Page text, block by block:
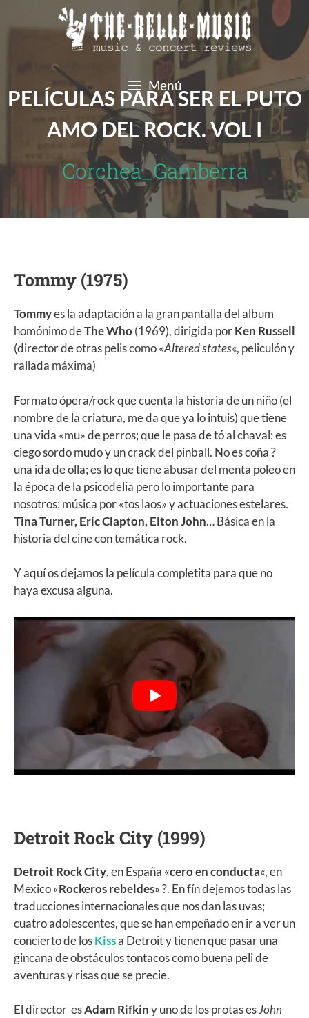
Menú
PELÍCULAS PARA SER EL PUTO
AMO DEL ROCK. VOL I
Corchea_Gamberra
Tommy (1975)
Tommyes la adaptación a la gran pantalla del album
homónimo deThe Who (1969), dirigida porKen Russell
(director de otras pelis como «Altered states«, peliculón y
rallada máxima)
Formato ópera/rock que cuenta la historia de un niño (el
nombre de la criatura, me da que ya lo intuis) que tiene
una vida «mu» de perros; que le pasa de tó al chaval: es
ciego sordo mudo y un crack del pinball. No es coña ?
una ida de olla; es lo que tiene abusar del menta poleo en
la época de la psicodelia pero lo importante para
nosotros: música por «tos laos» y actuaciones estelares.
Tina Turner, Eric Clapton, Elton John… Básica en la
historia del cine con temática rock.
Y aquí os dejamos la película completita para que no
haya excusa alguna.
Detroit Rock City (1999)
Detroit Rock City, en España «cero en conducta«, en
Mexico «Rockeros rebeldes» ?. En fín dejemos todas las
traducciones internacionales que nos dan las uvas;
cuatro adolescentes, que se han empeñado en ir a ver un
concierto de losKissa Detroit y tienen que pasar una
gincana de obstáculos tontacos como buena peli de
aventuras y risas que se precie.
El director esAdam Rifkiny uno de los protas esJohn